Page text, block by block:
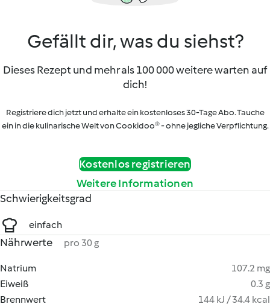
Gefällt dir, was du siehst?
Dieses Rezept und mehr als 100 000 weitere warten auf
dich!
Registriere dich jetzt und erhalte ein kostenloses 30-Tage Abo. Tauche
ein in die kulinarische Welt von Cookidoo® - ohne jegliche Verpflichtung.
Kostenlos registrieren
Weitere Informationen
Schwierigkeitsgrad
einfach
Nährwerte pro 30 g
Natrium
107.2 mg
Eiweiß
0.3 g
Brennwert
144 kJ / 34.4 kcal